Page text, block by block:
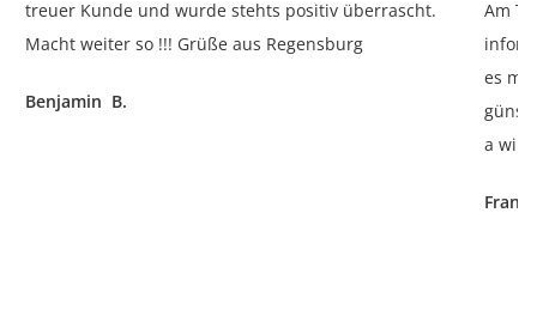
treuer Kunde und wurde stehts positiv überrascht.
Macht weiter so !!! Grüße aus Regensburg
Benjamin B.
Am
es
a
Frank